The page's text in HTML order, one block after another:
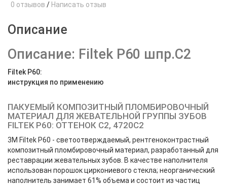
0 отзывов / Написать отзыв
Описание
Описание: Filtek P60 шпр.С2
Filtek P60:
инструкция по применению
ПАКУЕМЫЙ КОМПОЗИТНЫЙ ПЛОМБИРОВОЧНЫЙ
МАТЕРИАЛ ДЛЯ ЖЕВАТЕЛЬНОЙ ГРУППЫ ЗУБОВ
FILTEK P60: ОТТЕНОК С2, 4720С2
3M Filtek P60 - светоотверждаемый, рентгеноконтрастный
композитный пломбировочный материал, разработанный для
реставрации жевательных зубов. В качестве наполнителя
использован порошок циркониевого стекла; неорганический
наполнитель занимает 61% объема и состоит из частиц